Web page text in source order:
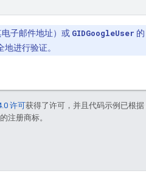
子邮件地址）或 GIDGoogleUser 的
地进行验证。
许可获得了许可，并且代码示例已根据
注册商标。